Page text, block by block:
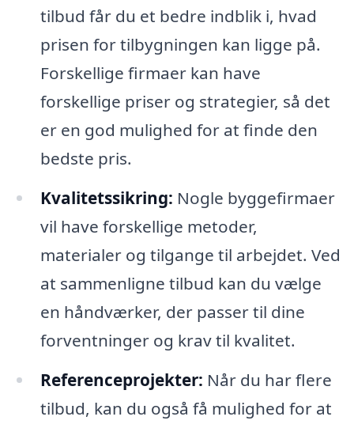
tilbud får du et bedre indblik i, hvad
prisen for tilbygningen kan ligge på.
Forskellige firmaer kan have
forskellige priser og strategier, så det
er en god mulighed for at finde den
bedste pris.
Kvalitetssikring: Nogle byggefirmaer
vil have forskellige metoder,
materialer og tilgange til arbejdet. Ved
at sammenligne tilbud kan du vælge
en håndværker, der passer til dine
forventninger og krav til kvalitet.
Referenceprojekter: Når du har flere
tilbud, kan du også få mulighed for at